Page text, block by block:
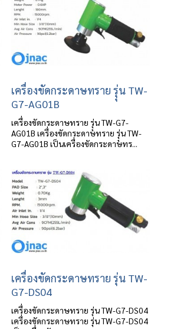
เครื่องขัดกระดาษทราย รุุ่น TW-
G7-AG01B
เครื่องขัดกระดาษทราย รุุ่น TW-G7-
AG01B เครื่องขัดกระดาษทราย รุุ่น TW-
G7-AG01B เป็นเครื่องขัดกระดาษทร...
เครื่องขัดกระดาษทราย รุ่น TW-
G7-DS04
เครื่องขัดกระดาษทราย รุ่น TW-G7-DS04
เครื่องขัดกระดาษทราย รุ่น TW-G7-DS04